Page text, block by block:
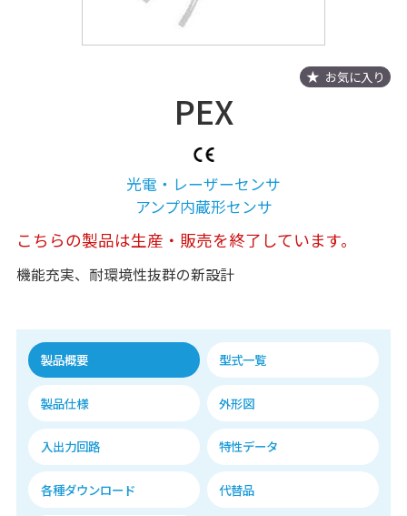
お気に入り
PEX
光電・レーザーセンサ
アンプ内蔵形センサ
こちらの製品は生産・販売を終了しています。
機能充実、耐環境性抜群の新設計
製品概要 型式一覧
製品仕様 外形図
入出力回路 特性データ
各種ダウンロード 代替品